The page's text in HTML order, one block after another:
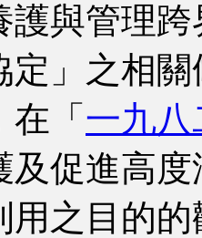
護與管理
定」之相
「 一九
及促進高
用之目的